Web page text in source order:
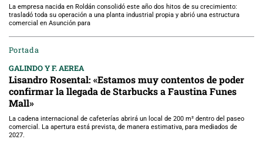
La empresa nacida en Roldán consolidó este año dos hitos de su crecimiento:
trasladó toda su operación a una planta industrial propia y abrió una estructura
comercial en Asunción para
Portada
GALINDO Y F. AEREA
Lisandro Rosental: «Estamos muy contentos de poder
confirmar la llegada de Starbucks a Faustina Funes
Mall»
La cadena internacional de cafeterías abrirá un local de 200 m² dentro del paseo
comercial. La apertura está prevista, de manera estimativa, para mediados de
2027.